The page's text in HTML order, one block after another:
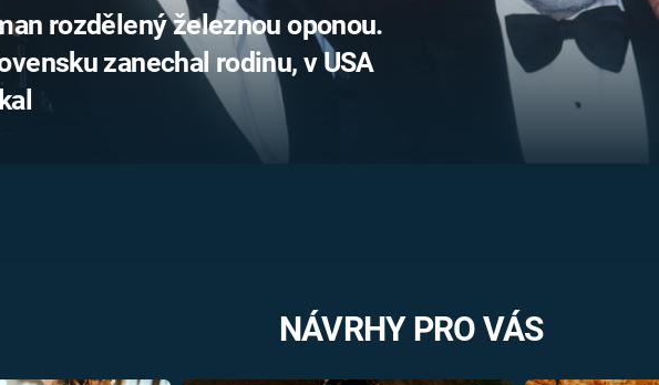
rozdělený železnou oponou.
zanechal rodinu, v USA
NÁVRHY PRO VÁS